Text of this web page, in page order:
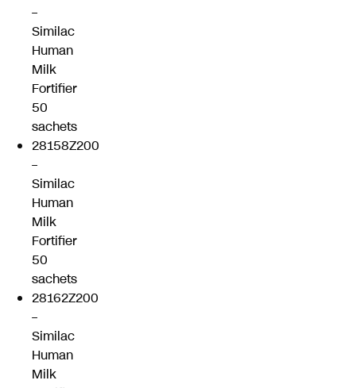
–
Similac
Human
Milk
Fortifier
50
sachets
28158Z200
–
Similac
Human
Milk
Fortifier
50
sachets
28162Z200
–
Similac
Human
Milk